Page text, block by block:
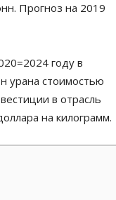
Прогноз на 2019
году в
урана стоимостью
в отрасль
на килограмм.